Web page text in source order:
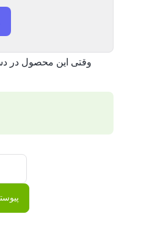
وقتی این محصول در